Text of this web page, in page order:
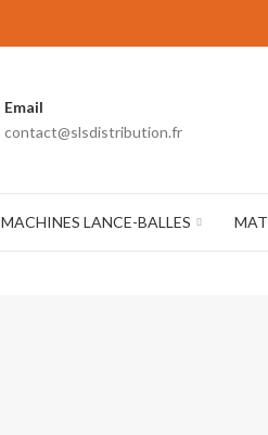
Email
contact@slsdistribution.fr
MACHINES LANCE-BALLES